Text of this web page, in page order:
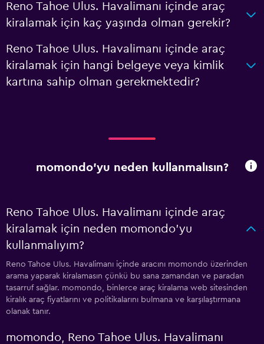
Reno Tahoe Ulus. Havalimanı içinde araç
kiralamak için kaç yaşında olman gerekir?
Reno Tahoe Ulus. Havalimanı içinde araç
kiralamak için hangi belgeye veya kimlik
kartına sahip olman gerekmektedir?
momondo'yu neden kullanmalısın?
Reno Tahoe Ulus. Havalimanı içinde araç
kiralamak için neden momondo'yu
kullanmalıyım?
Reno Tahoe Ulus. Havalimanı içinde aracını momondo üzerinden
arama yaparak kiralamasın çünkü bu sana zamandan ve paradan
tasarruf sağlar. momondo, binlerce araç kiralama web sitesinden
kiralık araç fiyatlarını ve politikalarını bulmana ve karşılaştırmana
olanak tanır.
momondo, Reno Tahoe Ulus. Havalimanı